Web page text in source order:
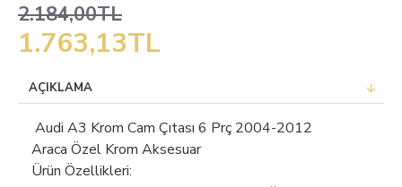
1.763,13TL
2.184,00TL
AÇIKLAMA
Audi A3 Krom Cam Çıtası 6 Prç 2004-2012
Araca Özel Krom Aksesuar
Ürün Özellikleri: